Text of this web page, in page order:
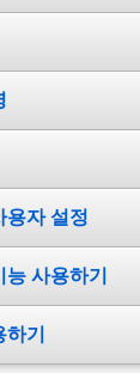
용자 설정
사용하기
기